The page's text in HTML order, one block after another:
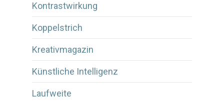
Kontrastwirkung
Koppelstrich
Kreativmagazin
Künstliche Intelligenz
Laufweite